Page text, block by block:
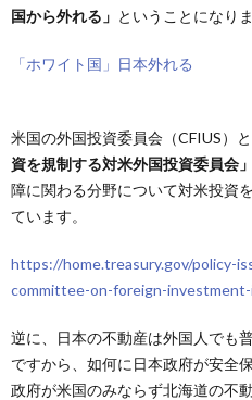
国から外れる」 ということになりま
「ホワイト国」日本外れる
米国の外国投資委員会（CFIUS）
資を規制する対米外国投資委員会」
障に関わる分野について対米投資
ています。
https://home.treasury.gov/policy-
committee-on-foreign-
逆に、日本の不動産は外国人でも
ですから、如何に日本政府が安全
政府が米国のみならず北海道の不